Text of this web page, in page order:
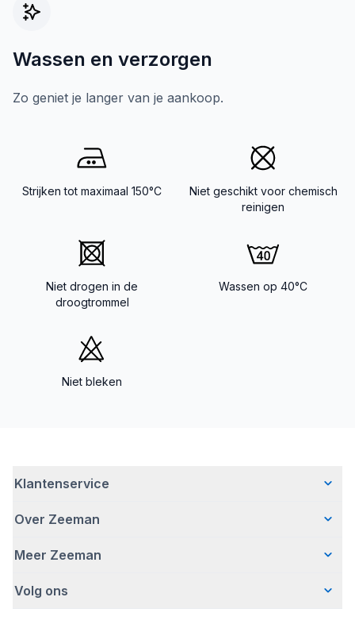
Wassen en verzorgen
Zo geniet je langer van je aankoop.
Strijken tot maximaal 150°C
Niet geschikt voor chemisch
reinigen
Niet drogen in de
droogtrommel
Wassen op 40°C
Niet bleken
Klantenservice
Veelgestelde vragen
Bezorgen
Retourneren
Over Zeeman
Wie wij zijn
Hoe wij verantwoord ondernemen
Meer Zeeman
Veiligheidswaarschuwing
Volg ons